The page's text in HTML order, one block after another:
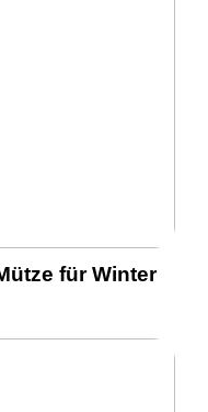
für Winter